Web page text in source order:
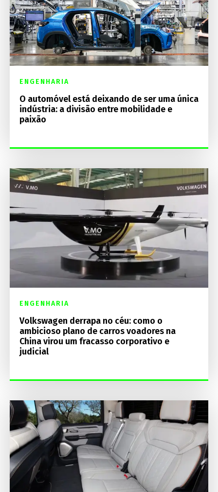
ENGENHARIA
O automóvel está deixando de ser uma única
indústria: a divisão entre mobilidade e
paixão
ENGENHARIA
Volkswagen derrapa no céu: como o
ambicioso plano de carros voadores na
China virou um fracasso corporativo e
judicial